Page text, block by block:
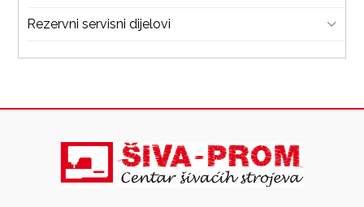
Rezervni servisni dijelovi